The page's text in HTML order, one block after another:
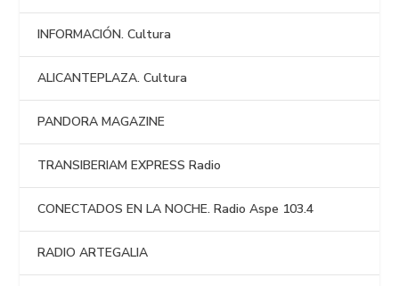
INFORMACIÓN. Cultura
ALICANTEPLAZA. Cultura
PANDORA MAGAZINE
TRANSIBERIAM EXPRESS Radio
CONECTADOS EN LA NOCHE. Radio Aspe 103.4
RADIO ARTEGALIA